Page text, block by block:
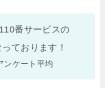
番サービスの
ております！
ケート平均